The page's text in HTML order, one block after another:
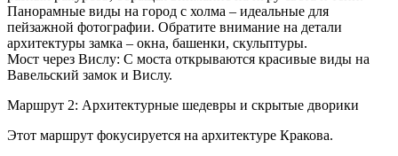
Панорамные виды на город с холма – идеальные для
пейзажной фотографии. Обратите внимание на детали
архитектуры замка – окна, башенки, скульптуры.
Мост через Вислу: С моста открываются красивые виды на
Вавельский замок и Вислу.
Маршрут 2: Архитектурные шедевры и скрытые дворики
Этот маршрут фокусируется на архитектуре Кракова.